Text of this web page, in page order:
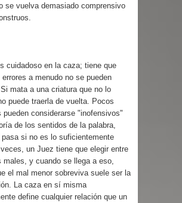
se vuelva demasiado comprensivo
cuidadoso en la caza; tiene que
a menudo no se pueden
mata a una criatura que no lo
puede traerla de vuelta. Pocos
pueden considerarse "inofensivos"
de los sentidos de la palabra,
pasa si no es lo suficientemente
un Juez tiene que elegir entre
males, y cuando se llega a eso,
el mal menor sobreviva suele ser la
La caza en sí misma
define cualquier relación que un